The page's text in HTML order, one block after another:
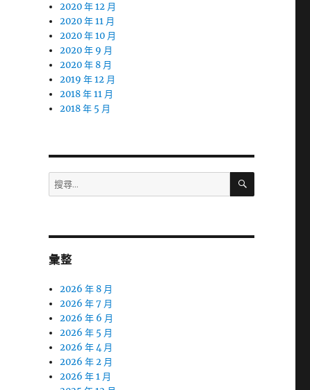
2020 年 12 月
2020 年 11 月
2020 年 10 月
2020 年 9 月
2020 年 8 月
2019 年 12 月
2018 年 11 月
2018 年 5 月
搜
尋
字:
搜
彙整
2026 年 8 月
2026 年 7 月
2026 年 6 月
2026 年 5 月
2026 年 4 月
2026 年 2 月
2026 年 1 月